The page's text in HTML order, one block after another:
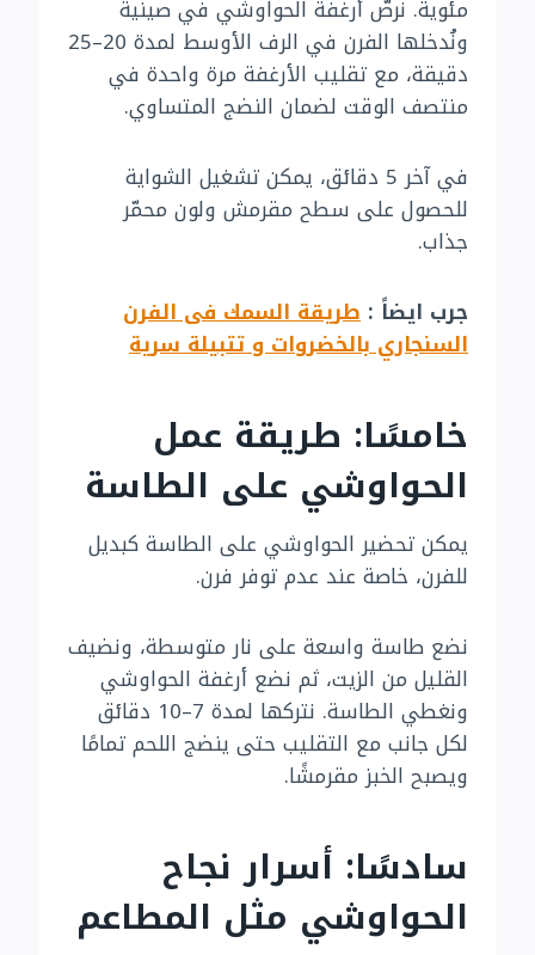
مئوية. نرصّ أرغفة الحواوشي في صينية
ونُدخلها الفرن في الرف الأوسط لمدة 20–25
دقيقة، مع تقليب الأرغفة مرة واحدة في
منتصف الوقت لضمان النضج المتساوي.
في آخر 5 دقائق، يمكن تشغيل الشواية
للحصول على سطح مقرمش ولون محمّر
جذاب.
جرب ايضاً : طريقة السمك فى الفرن
السنجاري بالخضروات و تتبيلة سرية
خامسًا: طريقة عمل
الحواوشي على الطاسة
يمكن تحضير الحواوشي على الطاسة كبديل
للفرن، خاصة عند عدم توفر فرن.
نضع طاسة واسعة على نار متوسطة، ونضيف
القليل من الزيت، ثم نضع أرغفة الحواوشي
ونغطي الطاسة. نتركها لمدة 7–10 دقائق
لكل جانب مع التقليب حتى ينضج اللحم تمامًا
ويصبح الخبز مقرمشًا.
سادسًا: أسرار نجاح
الحواوشي مثل المطاعم